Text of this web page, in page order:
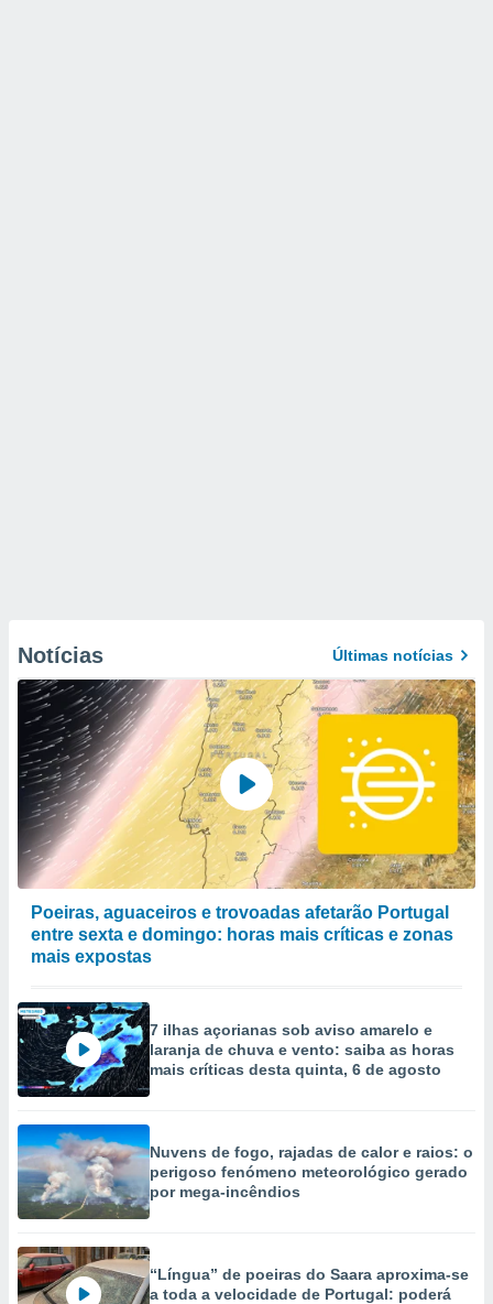
Notícias Últimas notícias
Poeiras, aguaceiros e trovoadas afetarão Portugal
entre sexta e domingo: horas mais críticas e zonas
mais expostas
7 ilhas açorianas sob aviso amarelo e
laranja de chuva e vento: saiba as horas
mais críticas desta quinta, 6 de agosto
Nuvens de fogo, rajadas de calor e raios: o
perigoso fenómeno meteorológico gerado
por mega-incêndios
“Língua” de poeiras do Saara aproxima-se
a toda a velocidade de Portugal: poderá